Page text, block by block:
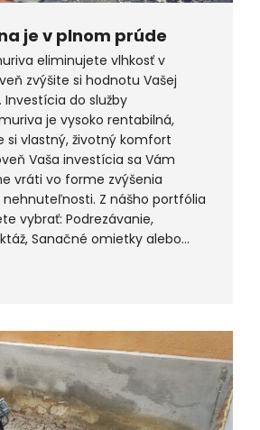
je v plnom prúde
eliminujete vlhkosť v
zvýšite si hodnotu Vašej
do služby
je vysoko rentabilná,
si vlastný, životný komfort
Vaša investícia sa Vám
vráti vo forme zvýšenia
Z nášho portfólia
vybrať: Podrezávanie,
Sanačné omietky alebo…